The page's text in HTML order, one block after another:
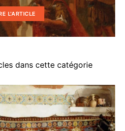
L'ARTICLE
dans cette catégorie